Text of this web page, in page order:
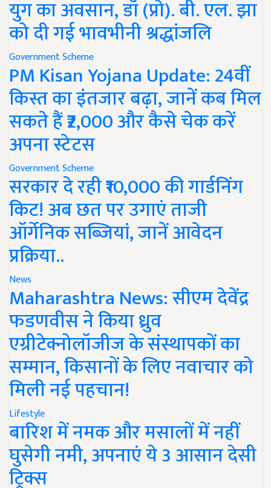
युग का अवसान, डॉ (प्रो). बी. एल. झा
को दी गई भावभीनी श्रद्धांजलि
Government Scheme
PM Kisan Yojana Update: 24वीं
किस्त का इंतजार बढ़ा, जानें कब मिल
सकते हैं ₹2,000 और कैसे चेक करें
अपना स्टेटस
Government Scheme
सरकार दे रही ₹10,000 की गार्डनिंग
किट! अब छत पर उगाएं ताजी
ऑर्गेनिक सब्जियां, जानें आवेदन
प्रक्रिया..
News
Maharashtra News: सीएम देवेंद्र
फडणवीस ने किया ध्रुव
एग्रीटेक्नोलॉजीज के संस्थापकों का
सम्मान, किसानों के लिए नवाचार को
मिली नई पहचान!
Lifestyle
बारिश में नमक और मसालों में नहीं
घुसेगी नमी, अपनाएं ये 3 आसान देसी
ट्रिक्स